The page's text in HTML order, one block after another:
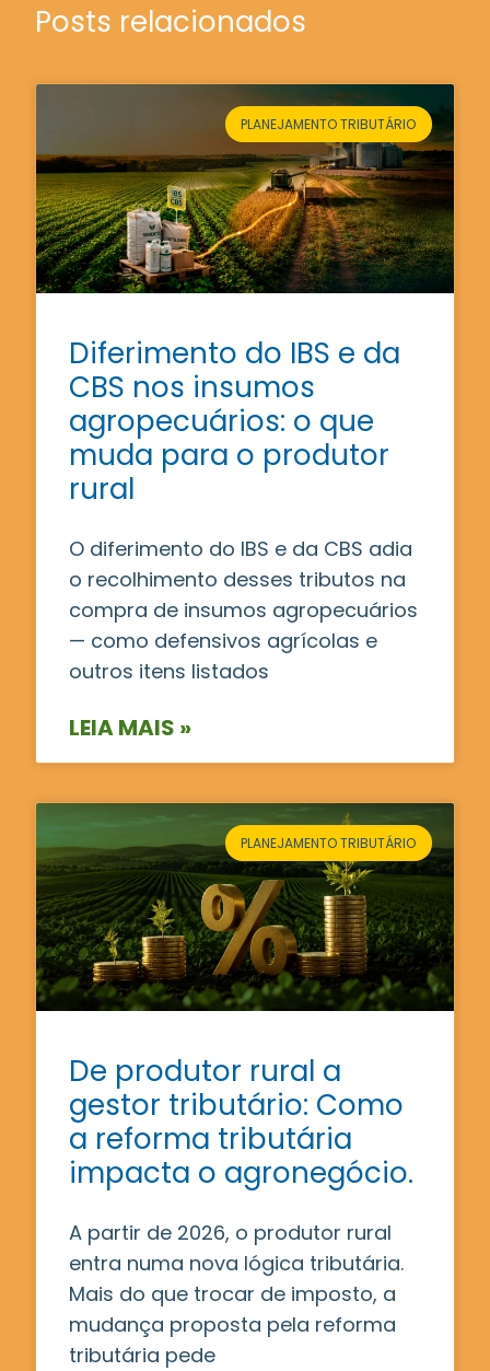
Posts relacionados
PLANEJAMENTO TRIBUTÁRIO
Diferimento do IBS e da
CBS nos insumos
agropecuários: o que
muda para o produtor
rural
O diferimento do IBS e da CBS adia
o recolhimento desses tributos na
compra de insumos agropecuários
— como defensivos agrícolas e
outros itens listados
LEIA MAIS »
PLANEJAMENTO TRIBUTÁRIO
De produtor rural a
gestor tributário: Como
a reforma tributária
impacta o agronegócio.
A partir de 2026, o produtor rural
entra numa nova lógica tributária.
Mais do que trocar de imposto, a
mudança proposta pela reforma
tributária pede